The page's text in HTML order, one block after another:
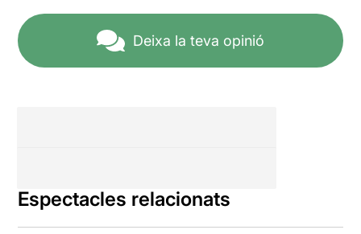
Deixa la teva opinió
Espectacles relacionats